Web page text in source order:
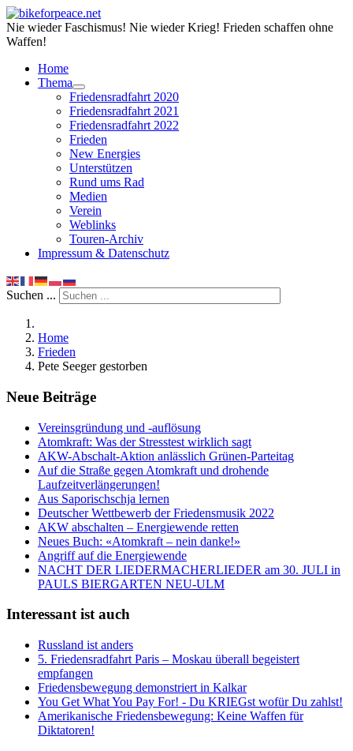
Nie wieder Faschismus! Nie wieder Krieg! Frieden schaffen ohne
Waffen!
Home
Thema
Friedensradfahrt 2020
Friedensradfahrt 2021
Friedensradfahrt 2022
Frieden
New Energies
Unterstützen
Rund ums Rad
Medien
Verein
Weblinks
Touren-Archiv
Impressum & Datenschutz
Suchen ...
Home
Frieden
Pete Seeger gestorben
Neue Beiträge
Vereinsgründung und -auflösung
Atomkraft: Was der Stresstest wirklich sagt
AKW-Abschalt-Aktion anlässlich Grünen-Parteitag
Auf die Straße gegen Atomkraft und drohende
Laufzeitverlängerungen!
Aus Saporischschja lernen
Deutscher Wettbewerb der Friedensmusik 2022
AKW abschalten – Energiewende retten
Neues Buch: «Atomkraft – nein danke!»
Angriff auf die Energiewende
NACHT DER LIEDERMACHERLIEDER am 30. JULI in
PAULS BIERGARTEN NEU-ULM
Interessant ist auch
Russland ist anders
5. Friedensradfahrt Paris – Moskau überall begeistert
empfangen
Friedensbewegung demonstriert in Kalkar
You Get What You Pay For! - Du KRIEGst wofür Du zahlst!
Amerikanische Friedensbewegung: Keine Waffen für
Diktatoren!